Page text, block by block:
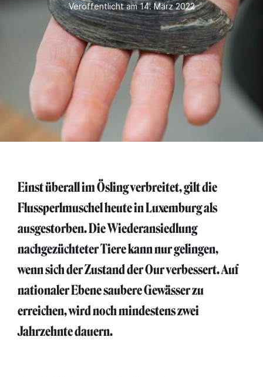
Veröffentlicht am 14. März 2022
Einst überall im Ösling verbreitet, gilt die
Flussperlmuschel heute in Luxemburg als
ausgestorben. Die Wiederansiedlung
nachgezüchteter Tiere kann nur gelingen,
wenn sich der Zustand der Our verbessert. Auf
nationaler Ebene saubere Gewässer zu
erreichen, wird noch mindestens zwei
Jahrzehnte dauern.